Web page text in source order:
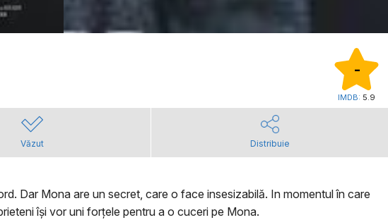
-
IMDB: 5.9
Văzut Distribuie
Dar Mona are un secret, care o face insesizabilă. In momentul în care
îşi vor uni forţele pentru a o cuceri pe Mona.